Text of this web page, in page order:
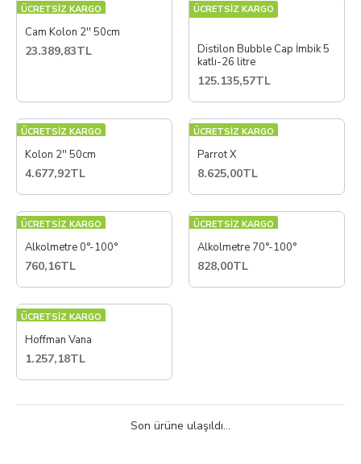
ÜCRETSİZ KARGO
Cam Kolon 2'' 50cm
23.389,83TL
ÜCRETSİZ KARGO
Distilon Bubble Cap İmbik 5
katlı-26 litre
125.135,57TL
ÜCRETSİZ KARGO
Kolon 2'' 50cm
4.677,92TL
ÜCRETSİZ KARGO
Parrot X
8.625,00TL
ÜCRETSİZ KARGO
Alkolmetre 0°-100°
760,16TL
ÜCRETSİZ KARGO
Alkolmetre 70°-100°
828,00TL
ÜCRETSİZ KARGO
Hoffman Vana
1.257,18TL
Son ürüne ulaşıldı...